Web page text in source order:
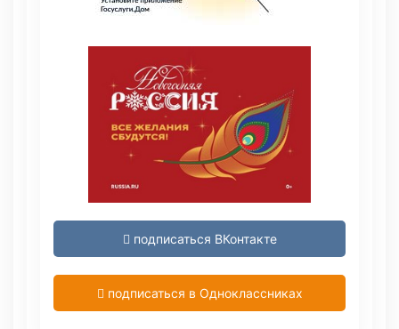
подписаться ВКонтакте
подписаться в Одноклассниках